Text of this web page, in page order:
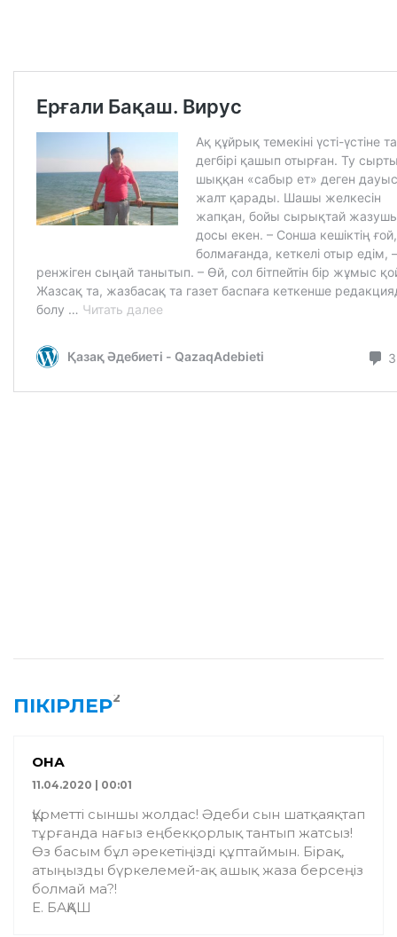
ПІКІРЛЕР2
ҚОНАҚ
11.04.2020 | 00:01
Құрметті сыншы жолдас! Әдеби сын шатқаяқтап
тұрғанда нағыз еңбекқорлық тантып жатсыз!
Өз басым бұл әрекетіңізді құптаймын. Бірақ,
атыңызды бүркелемей-ақ ашық жаза берсеңіз
болмай ма?!
Е. БАҚАШ